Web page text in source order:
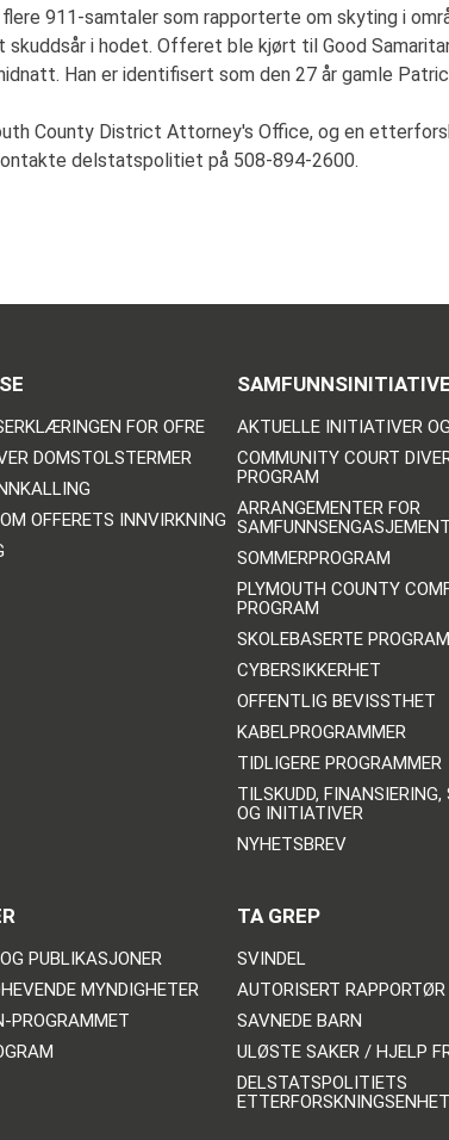
911-samtaler som rapporterte om skyting i
i hodet. Offeret ble kjørt til Good
Han er identifisert som den 27 år gamle
County District Attorney's Office, og en
delstatspolitiet på 508-894-2600.
FOR OFRE
DOMSTOLSTERMER
OFFERETS INNVIRKNING
AKTUELLE INITIATIVER
COMMUNITY COURT
PROGRAM
ARRANGEMENTER FOR
SAMFUNNSENGASJEMENT
SOMMERPROGRAM
PLYMOUTH COUNTY
PROGRAM
SKOLEBASERTE
CYBERSIKKERHET
OFFENTLIG BEVISSTHET
KABELPROGRAMMER
TIDLIGERE PROGRAMMER
TILSKUDD, FINANSIERING,
OG INITIATIVER
NYHETSBREV
PUBLIKASJONER
MYNDIGHETER
PROGRAMMET
TA GREP
SVINDEL
AUTORISERT RAPPORTØR
SAVNEDE BARN
ULØSTE SAKER / HJELP
DELSTATSPOLITIETS
ETTERFORSKNINGSENHET